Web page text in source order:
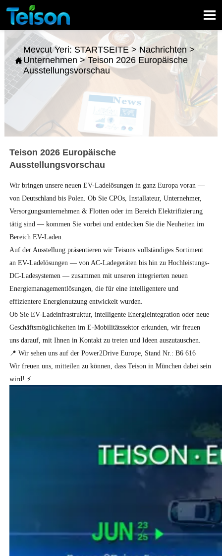


Mevcut Yeri: STARTSEITE>Nachrichten >
Unternehmen >Teison 2026 Europäische
Ausstellungsvorschau
Teison 2026 Europäische
Ausstellungsvorschau
Wir bringen unsere neuen EV-Ladelösungen in ganz Europa voran —
von Deutschland bis Polen. Ob Sie CPOs, Installateur, Unternehmer,
Versorgungsunternehmen & Flotten oder im Bereich Elektrifizierung
tätig sind — kommen Sie vorbei und entdecken Sie die Neuheiten im
Bereich EV-Laden.
Auf der Ausstellung präsentieren wir Teisons vollständiges Sortiment
an EV-Ladelösungen — von AC-Ladegeräten bis hin zu Hochleistungs-
DC-Ladesystemen — zusammen mit unseren integrierten neuen
Energiemanagementlösungen, die für eine intelligentere und
effizientere Energienutzung entwickelt wurden.
Ob Sie EV-Ladeinfrastruktur, intelligente Energieintegration oder neue
Geschäftsmöglichkeiten im E-Mobilitätssektor erkunden, wir freuen
uns darauf, mit Ihnen in Kontakt zu treten und Ideen auszutauschen.
📍 Wir sehen uns auf der Power2Drive Europe, Stand Nr.: B6 616
Wir freuen uns, mitteilen zu können, dass Teison in München dabei sein
wird! ⚡